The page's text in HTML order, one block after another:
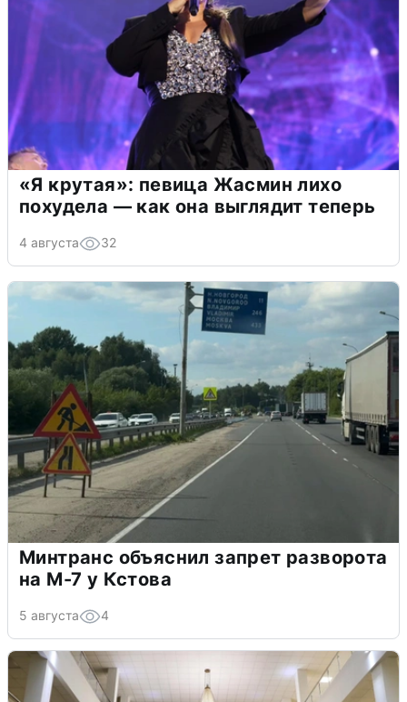
«Я крутая»: певица Жасмин лихо
похудела — как она выглядит теперь
4 августа 32
Минтранс объяснил запрет разворота
на М-7 у Кстова
5 августа 4